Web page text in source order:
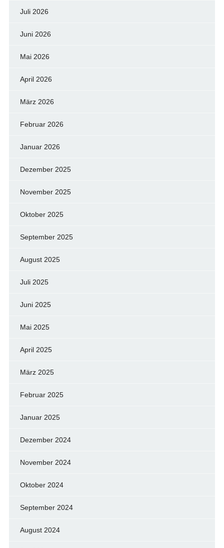
Juli 2026
Juni 2026
Mai 2026
April 2026
März 2026
Februar 2026
Januar 2026
Dezember 2025
November 2025
Oktober 2025
September 2025
August 2025
Juli 2025
Juni 2025
Mai 2025
April 2025
März 2025
Februar 2025
Januar 2025
Dezember 2024
November 2024
Oktober 2024
September 2024
August 2024